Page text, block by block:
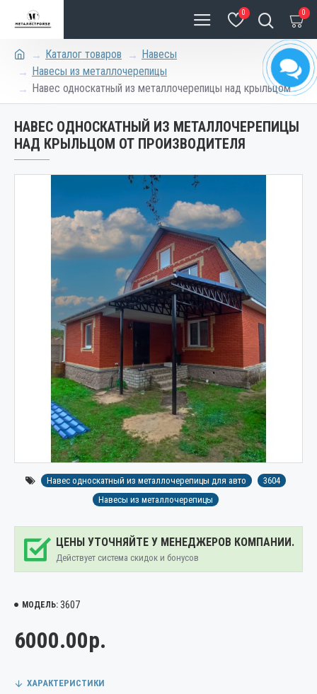
0 0
Каталог товаров
Навесы
Навесы из металлочерепицы
Навес односкатный из металлочерепицы над крыльцом
НАВЕС ОДНОСКАТНЫЙ ИЗ МЕТАЛЛОЧЕРЕПИЦЫ
НАД КРЫЛЬЦОМ ОТ ПРОИЗВОДИТЕЛЯ
Навес односкатный из металлочерепицы для авто
3604
Навесы из металлочерепицы
ЦЕНЫ УТОЧНЯЙТЕ У МЕНЕДЖЕРОВ КОМПАНИИ.
Действует система скидок и бонусов
МОДЕЛЬ: 3607
6000.00р.
ХАРАКТЕРИСТИКИ